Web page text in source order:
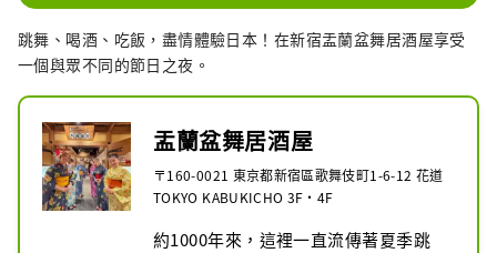
跳舞、喝酒、吃飯，盡情體驗日本！在新宿盂蘭盆舞居酒屋享受
一個與眾不同的節日之夜。
盂蘭盆舞居酒屋
〒160-0021 東京都新宿區歌舞伎町1-6-12 花道
TOKYO KABUKICHO 3F・4F
約1000年來，這裡一直流傳著夏季跳